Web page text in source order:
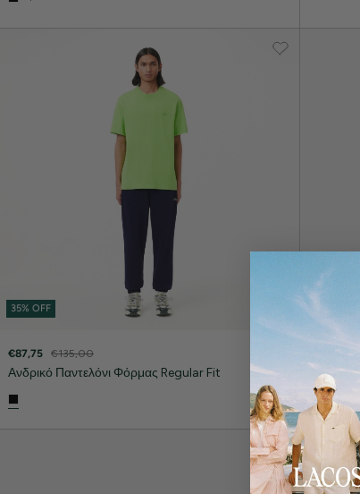
35% OFF
€87,75 €135,00
Ανδρικό Παντελόνι Φόρμας Regular Fit
35% OFF